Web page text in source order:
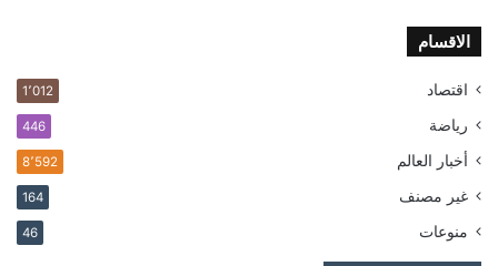
الاقسام
اقتصاد 1٬012
رياضة 446
أخبار العالم 8٬592
غير مصنف 164
منوعات 46